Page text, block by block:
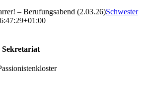
– Berufungsabend (2.03.26)Schwester